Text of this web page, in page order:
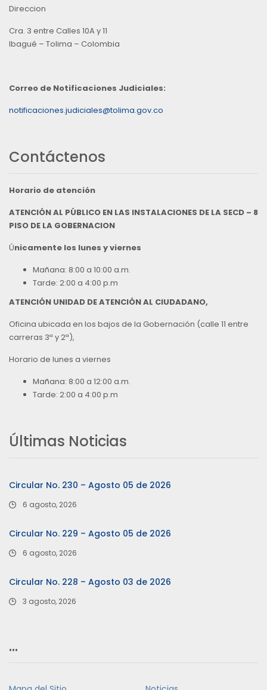
Direccion
Cra. 3 entre Calles 10A y 11
Ibagué – Tolima – Colombia
Correo de Notificaciones Judiciales:
notificaciones.judiciales@tolima.gov.co
Contáctenos
Horario de atención
ATENCIÓN AL PÚBLICO EN LAS INSTALACIONES DE LA SECD – 8
PISO DE LA GOBERNACION
Únicamente los lunes y viernes
Mañana: 8:00 a 10:00 a.m.
Tarde: 2:00 a 4:00 p.m
ATENCIÓN UNIDAD DE ATENCIÓN AL CIUDADANO,
Oficina ubicada en los bajos de la Gobernación (calle 11 entre
carreras 3ª y 2ª),
Horario de lunes a viernes
Mañana: 8:00 a 12:00 a.m.
Tarde: 2:00 a 4:00 p.m
Últimas Noticias
Circular No. 230 – Agosto 05 de 2026
6 agosto, 2026
Circular No. 229 – Agosto 05 de 2026
6 agosto, 2026
Circular No. 228 – Agosto 03 de 2026
3 agosto, 2026
…